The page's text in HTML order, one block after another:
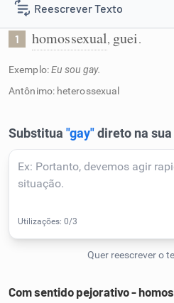
Reescrever Texto
Resumir Texto
Corrigir Texto
Detector de IA
Humanizador de IA
Conexões
Que sente atração por alguém
1 homossexual, guei.
Exemplo:Eu sou gay.
Antônimo: heterossexual
Com sentido pejorativo -